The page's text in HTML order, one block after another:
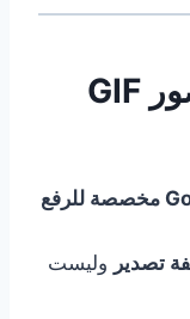
الأسئلة الشائعة حول صور GIF
س1: هل ميزة GIF في Google Flow مخصصة للرفع
تصدير وليست